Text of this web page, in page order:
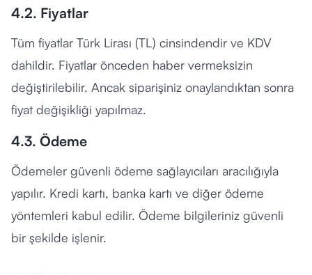
4.2. Fiyatlar
Tüm fiyatlar Türk Lirası (TL) cinsindendir ve KDV
dahildir. Fiyatlar önceden haber vermeksizin
değiştirilebilir. Ancak siparişiniz onaylandıktan sonra
fiyat değişikliği yapılmaz.
4.3. Ödeme
Ödemeler güvenli ödeme sağlayıcıları aracılığıyla
yapılır. Kredi kartı, banka kartı ve diğer ödeme
yöntemleri kabul edilir. Ödeme bilgileriniz güvenli
bir şekilde işlenir.